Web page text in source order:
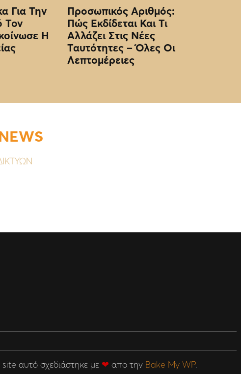
Για Την
Τον
Η
Προσωπικός Αριθμός:
Πώς Εκδίδεται Και Τι
Αλλάζει Στις Νέες
Ταυτότητες – Όλες Οι
Λεπτομέρειες
αυτό σχεδιάστηκε με ❤ απο την Bake My WP.